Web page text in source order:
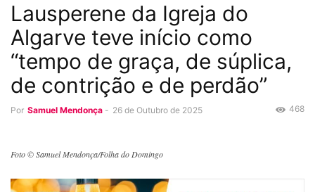
Lausperene da Igreja do
Algarve teve início como
“tempo de graça, de súplica,
de contrição e de perdão”
Por Samuel Mendonça - 26 de Outubro de 2025 468
Foto © Samuel Mendonça/Folha do Domingo